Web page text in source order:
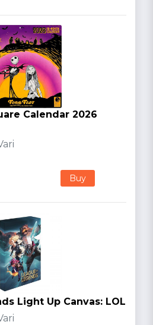
Calendar 2026
Buy
Light Up Canvas: LOL